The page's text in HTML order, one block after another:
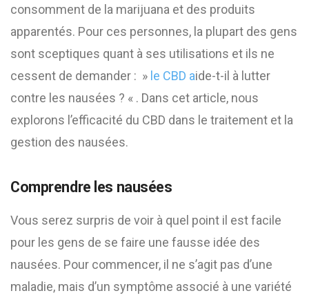
consomment de la marijuana et des produits
apparentés. Pour ces personnes, la plupart des gens
sont sceptiques quant à ses utilisations et ils ne
cessent de demander : » le CBD aide-t-il à lutter
contre les nausées ? « . Dans cet article, nous
explorons l’efficacité du CBD dans le traitement et la
gestion des nausées.
Comprendre les nausées
Vous serez surpris de voir à quel point il est facile
pour les gens de se faire une fausse idée des
nausées. Pour commencer, il ne s’agit pas d’une
maladie, mais d’un symptôme associé à une variété